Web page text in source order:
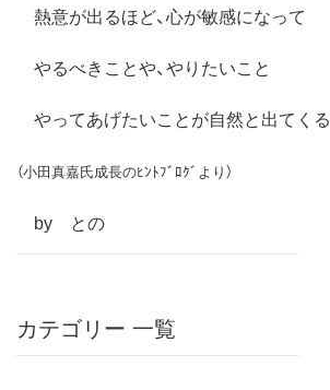
熱意が出るほど、心が敏感になって
やるべきことや、やりたいこと
やってあげたいことが自然と出てくる
（小田真嘉氏成長のﾋﾝﾄﾌﾞﾛｸﾞより）
by との
カテゴリー 一覧